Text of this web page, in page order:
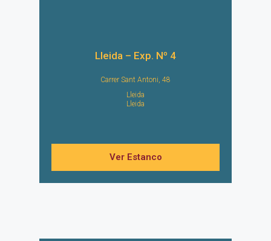
Lleida – Exp. Nº 4
Carrer Sant Antoni, 48
Lleida
Lleida
Ver Estanco